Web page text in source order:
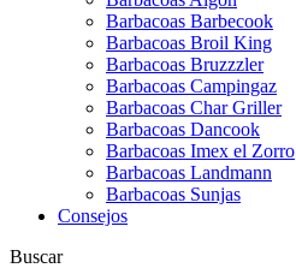
Barbacoas Barbecook
Barbacoas Broil King
Barbacoas Bruzzzler
Barbacoas Campingaz
Barbacoas Char Griller
Barbacoas Dancook
Barbacoas Imex el Zorro
Barbacoas Landmann
Barbacoas Sunjas
Consejos
Buscar